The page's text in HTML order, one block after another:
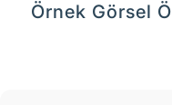
Örnek Görsel